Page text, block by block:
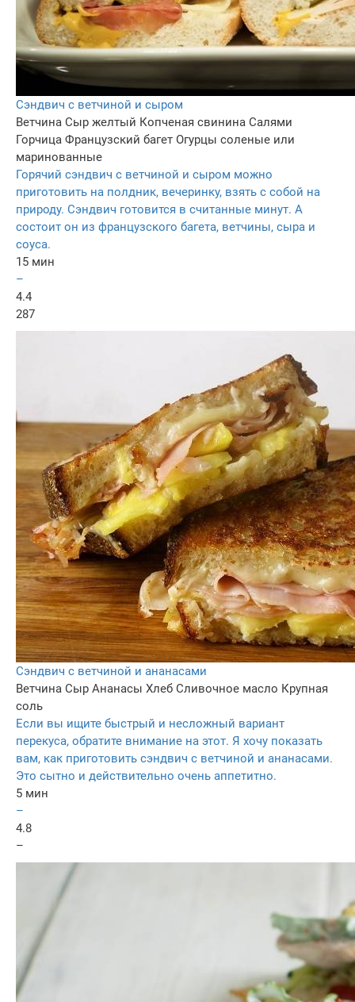
Сэндвич с ветчиной и сыром
Ветчина Сыр желтый Копченая свинина Салями
Горчица Французский багет Огурцы соленые или
маринованные
Горячий сэндвич с ветчиной и сыром можно
приготовить на полдник, вечеринку, взять с собой на
природу. Сэндвич готовится в считанные минут. А
состоит он из французского багета, ветчины, сыра и
соуса.
15 мин
–
4.4
287
Сэндвич с ветчиной и ананасами
Ветчина Сыр Ананасы Хлеб Сливочное масло Крупная
соль
Если вы ищите быстрый и несложный вариант
перекуса, обратите внимание на этот. Я хочу показать
вам, как приготовить сэндвич с ветчиной и ананасами.
Это сытно и действительно очень аппетитно.
5 мин
–
4.8
–